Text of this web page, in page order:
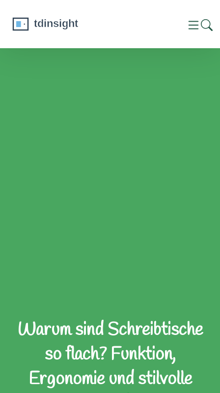
Warum sind Schreibtische
so flach? Funktion,
Ergonomie und stilvolle